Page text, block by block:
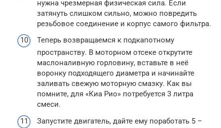
нужна чрезмерная физическая сила. Если
затянуть слишком сильно, можно повредить
резьбовое соединение и корпус самого фильтра.
Теперь возвращаемся к подкапотному
пространству. В моторном отсеке открутите
маслоналивную горловину, вставьте в неё
воронку подходящего диаметра и начинайте
заливать свежую моторную смазку. Как вы
помните, для «Киа Рио» потребуется 3 литра
смеси.
Запустите двигатель, дайте ему поработать 5 –